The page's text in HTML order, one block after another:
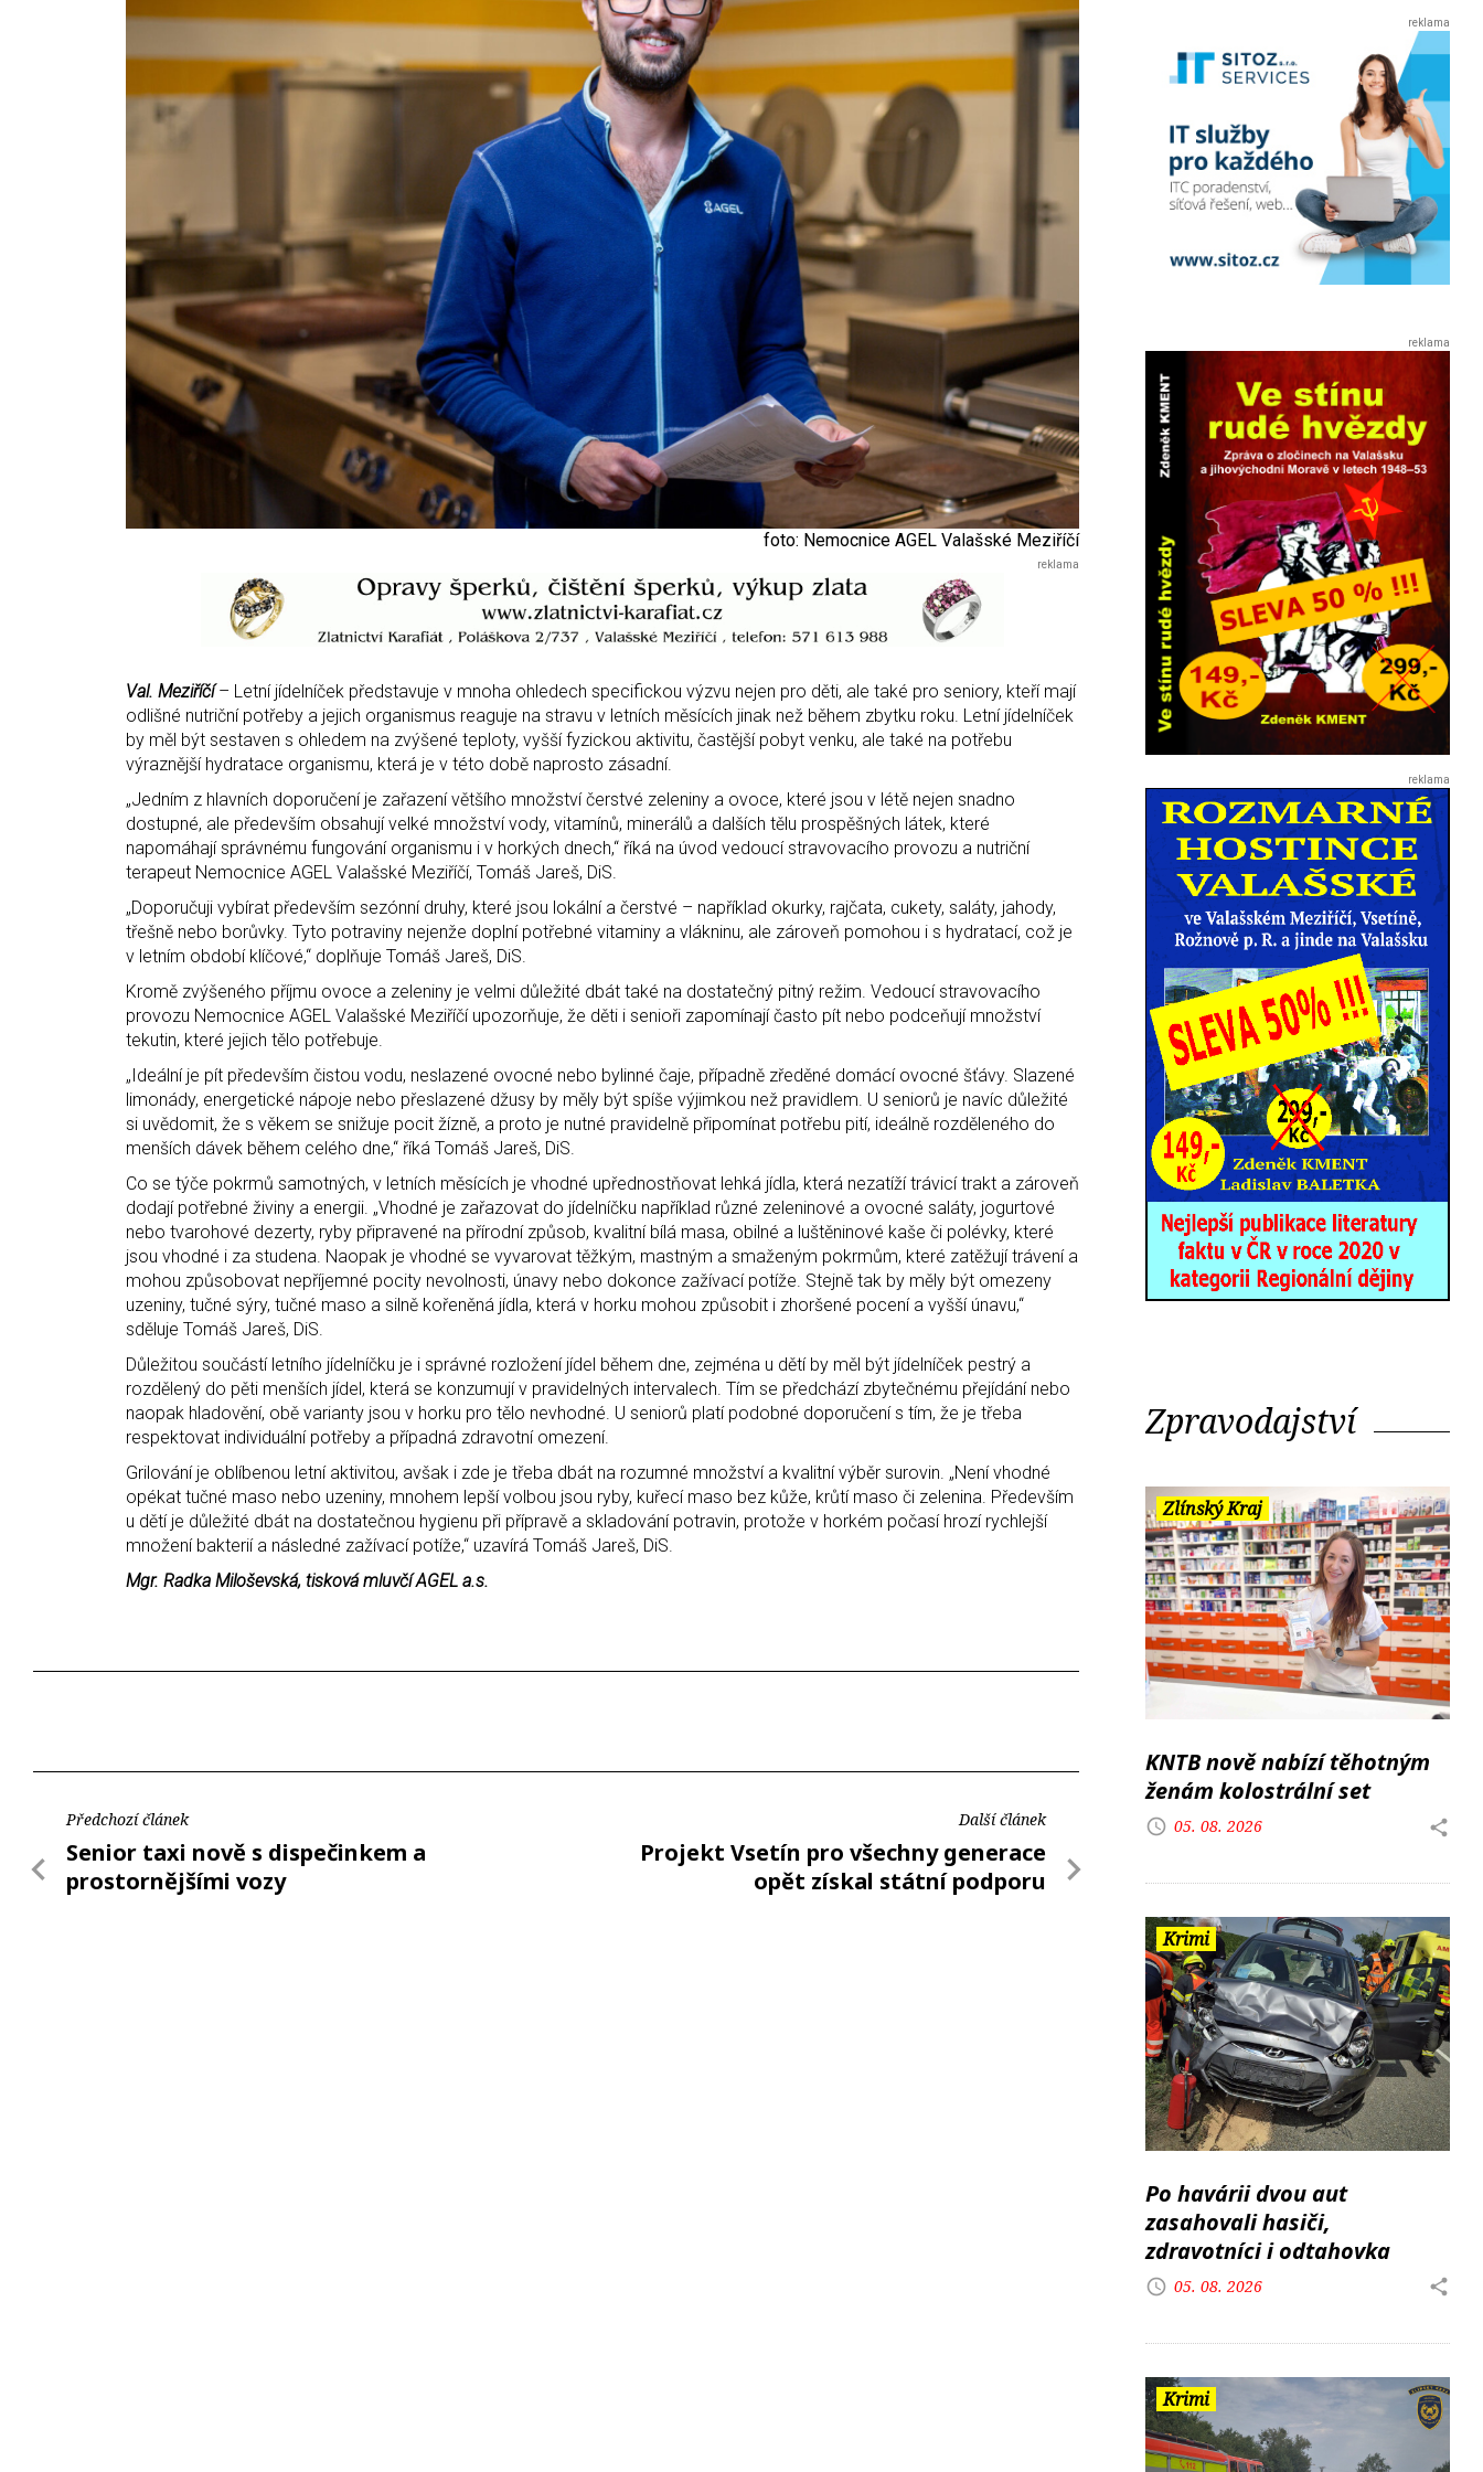
foto: Nemocnice AGEL Valašské Meziříčí
Val. Meziříčí – Letní jídelníček představuje v mnoha ohledech specifickou výzvu nejen pro děti, ale také pro seniory, kteří mají
odlišné nutriční potřeby a jejich organismus reaguje na stravu v letních měsících jinak než během zbytku roku. Letní jídelníček
by měl být sestaven s ohledem na zvýšené teploty, vyšší fyzickou aktivitu, častější pobyt venku, ale také na potřebu
výraznější hydratace organismu, která je v této době naprosto zásadní.
„Jedním z hlavních doporučení je zařazení většího množství čerstvé zeleniny a ovoce, které jsou v létě nejen snadno
dostupné, ale především obsahují velké množství vody, vitamínů, minerálů a dalších tělu prospěšných látek, které
napomáhají správnému fungování organismu i v horkých dnech,“ říká na úvod vedoucí stravovacího provozu a nutriční
terapeut Nemocnice AGEL Valašské Meziříčí, Tomáš Jareš, DiS.
„Doporučuji vybírat především sezónní druhy, které jsou lokální a čerstvé – například okurky, rajčata, cukety, saláty, jahody,
třešně nebo borůvky. Tyto potraviny nejenže doplní potřebné vitaminy a vlákninu, ale zároveň pomohou i s hydratací, což je
v letním období klíčové,“ doplňuje Tomáš Jareš, DiS.
Kromě zvýšeného příjmu ovoce a zeleniny je velmi důležité dbát také na dostatečný pitný režim. Vedoucí stravovacího
provozu Nemocnice AGEL Valašské Meziříčí upozorňuje, že děti i senioři zapomínají často pít nebo podceňují množství
tekutin, které jejich tělo potřebuje.
„Ideální je pít především čistou vodu, neslazené ovocné nebo bylinné čaje, případně zředěné domácí ovocné šťávy. Slazené
limonády, energetické nápoje nebo přeslazené džusy by měly být spíše výjimkou než pravidlem. U seniorů je navíc důležité
si uvědomit, že s věkem se snižuje pocit žízně, a proto je nutné pravidelně připomínat potřebu pití, ideálně rozděleného do
menších dávek během celého dne,“ říká Tomáš Jareš, DiS.
Co se týče pokrmů samotných, v letních měsících je vhodné upřednostňovat lehká jídla, která nezatíží trávicí trakt a zároveň
dodají potřebné živiny a energii. „Vhodné je zařazovat do jídelníčku například různé zeleninové a ovocné saláty, jogurtové
nebo tvarohové dezerty, ryby připravené na přírodní způsob, kvalitní bílá masa, obilné a luštěninové kaše či polévky, které
jsou vhodné i za studena. Naopak je vhodné se vyvarovat těžkým, mastným a smaženým pokrmům, které zatěžují trávení a
mohou způsobovat nepříjemné pocity nevolnosti, únavy nebo dokonce zažívací potíže. Stejně tak by měly být omezeny
uzeniny, tučné sýry, tučné maso a silně kořeněná jídla, která v horku mohou způsobit i zhoršené pocení a vyšší únavu,“
sděluje Tomáš Jareš, DiS.
Důležitou součástí letního jídelníčku je i správné rozložení jídel během dne, zejména u dětí by měl být jídelníček pestrý a
rozdělený do pěti menších jídel, která se konzumují v pravidelných intervalech. Tím se předchází zbytečnému přejídání nebo
naopak hladovění, obě varianty jsou v horku pro tělo nevhodné. U seniorů platí podobné doporučení s tím, že je třeba
respektovat individuální potřeby a případná zdravotní omezení.
Grilování je oblíbenou letní aktivitou, avšak i zde je třeba dbát na rozumné množství a kvalitní výběr surovin. „Není vhodné
opékat tučné maso nebo uzeniny, mnohem lepší volbou jsou ryby, kuřecí maso bez kůže, krůtí maso či zelenina. Především
u dětí je důležité dbát na dostatečnou hygienu při přípravě a skladování potravin, protože v horkém počasí hrozí rychlejší
množení bakterií a následné zažívací potíže,“ uzavírá Tomáš Jareš, DiS.
Mgr. Radka Miloševská, tisková mluvčí AGEL a.s.
Předchozí článek
Senior taxi nově s dispečinkem a
prostornějšími vozy
Další článek
Projekt Vsetín pro všechny generace
opět získal státní podporu
Zpravodajství
Zlínský Kraj
KNTB nově nabízí těhotným
ženám kolostrální set
05. 08. 2026
Krimi
Po havárii dvou aut
zasahovali hasiči,
zdravotníci i odtahovka
05. 08. 2026
Krimi